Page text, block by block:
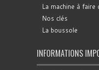
La machine à faire
Nos clés
La boussole
INFORMATIONS